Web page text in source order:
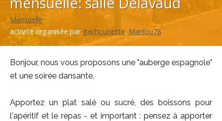
Mensuelle
activité organisée par gachounette, Marilou78
Bonjour, nous vous proposons une "auberge espagnole"
et une soirée dansante.
Apportez un plat salé ou sucré, des boissons pour
l'apéritif et le repas - et important : pensez à apporter